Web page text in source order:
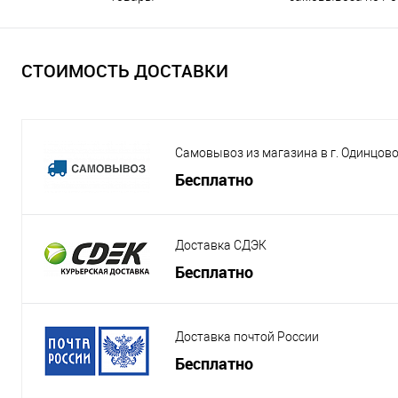
СТОИМОСТЬ ДОСТАВКИ
Самовывоз из магазина в г. Одинцово
Бесплатно
Доставка СДЭК
Бесплатно
Доставка почтой России
Бесплатно